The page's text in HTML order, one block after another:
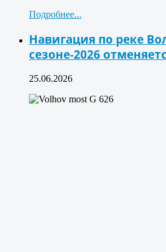
Подробнее...
Навигация по реке
сезоне-2026
25.06.2026